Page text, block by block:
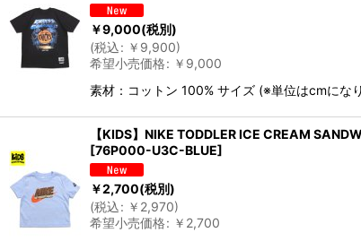
￥9,000(税別)
(税込: ￥ 9,900)
希望小売価格: ￥ 9,000
素材：コットン 100% サイズ (※単位はcm
【KIDS】NIKE TODDLER ICE CREAM
[76P000-U3C-BLUE]
￥2,700(税別)
(税込: ￥ 2,970)
希望小売価格: ￥ 2,700